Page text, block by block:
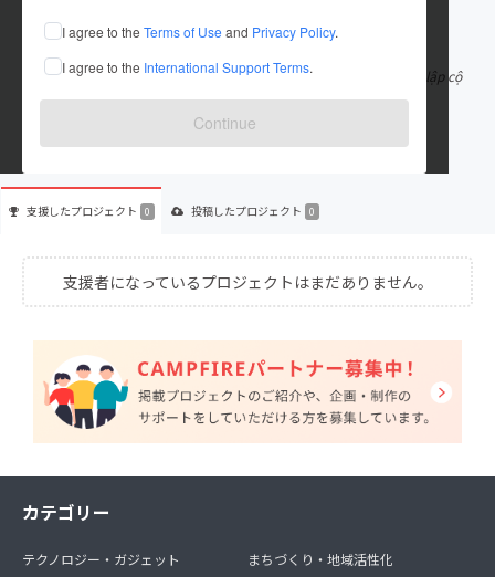
I agree to the Terms of Use and Privacy Policy.
I agree to the International Support Terms.
Continue
在住国：日本
出身国：日本
Tôi là Co-founder của Megahouse Corp, đồng thời là người sáng lập cộ
ng đồng AN CƯ – nơi ch もっと見る
支援したプロジェクト 0 投稿したプロジェクト 0
支援者になっているプロジェクトはまだありません。
カテゴリー
テクノロジー・ガジェット
まちづくり・地域活性化